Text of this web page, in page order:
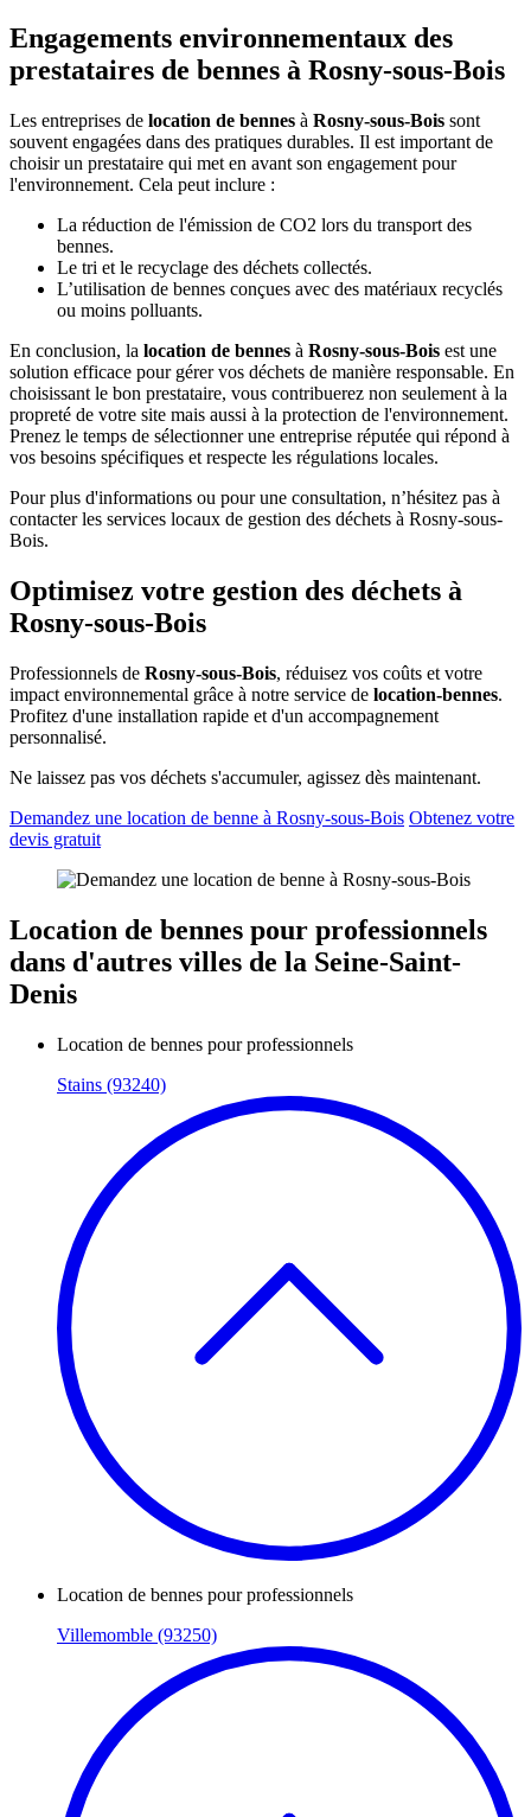
Engagements environnementaux des
prestataires de bennes à Rosny-sous-Bois
Les entreprises de location de bennes à Rosny-sous-Bois sont
souvent engagées dans des pratiques durables. Il est important de
choisir un prestataire qui met en avant son engagement pour
l'environnement. Cela peut inclure :
La réduction de l'émission de CO2 lors du transport des
bennes.
Le tri et le recyclage des déchets collectés.
L’utilisation de bennes conçues avec des matériaux recyclés
ou moins polluants.
En conclusion, la location de bennes à Rosny-sous-Bois est une
solution efficace pour gérer vos déchets de manière responsable. En
choisissant le bon prestataire, vous contribuerez non seulement à la
propreté de votre site mais aussi à la protection de l'environnement.
Prenez le temps de sélectionner une entreprise réputée qui répond à
vos besoins spécifiques et respecte les régulations locales.
Pour plus d'informations ou pour une consultation, n’hésitez pas à
contacter les services locaux de gestion des déchets à Rosny-sous-
Bois.
Optimisez votre gestion des déchets à
Rosny-sous-Bois
Professionnels de Rosny-sous-Bois, réduisez vos coûts et votre
impact environnemental grâce à notre service de location-bennes.
Profitez d'une installation rapide et d'un accompagnement
personnalisé.
Ne laissez pas vos déchets s'accumuler, agissez dès maintenant.
Demandez une location de benne à Rosny-sous-Bois Obtenez votre
devis gratuit
Location de bennes pour professionnels
dans d'autres villes de la Seine-Saint-
Denis
Location de bennes pour professionnels
Stains (93240)
Location de bennes pour professionnels
Villemomble (93250)